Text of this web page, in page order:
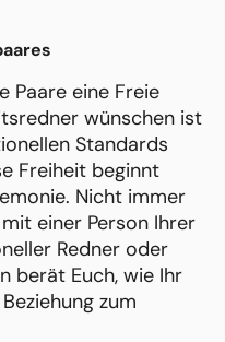
Paare eine Freie
wünschen ist
Standards
Freiheit beginnt
Nicht immer
einer Person Ihrer
Redner oder
berät Euch, wie Ihr
zum